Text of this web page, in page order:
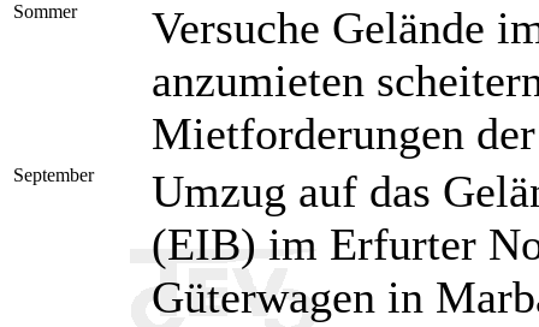
Sommer
Versuche Gelände
anzumieten
Mietforderungen
September
Umzug auf das
(EIB) im Erfurter
Güterwagen in